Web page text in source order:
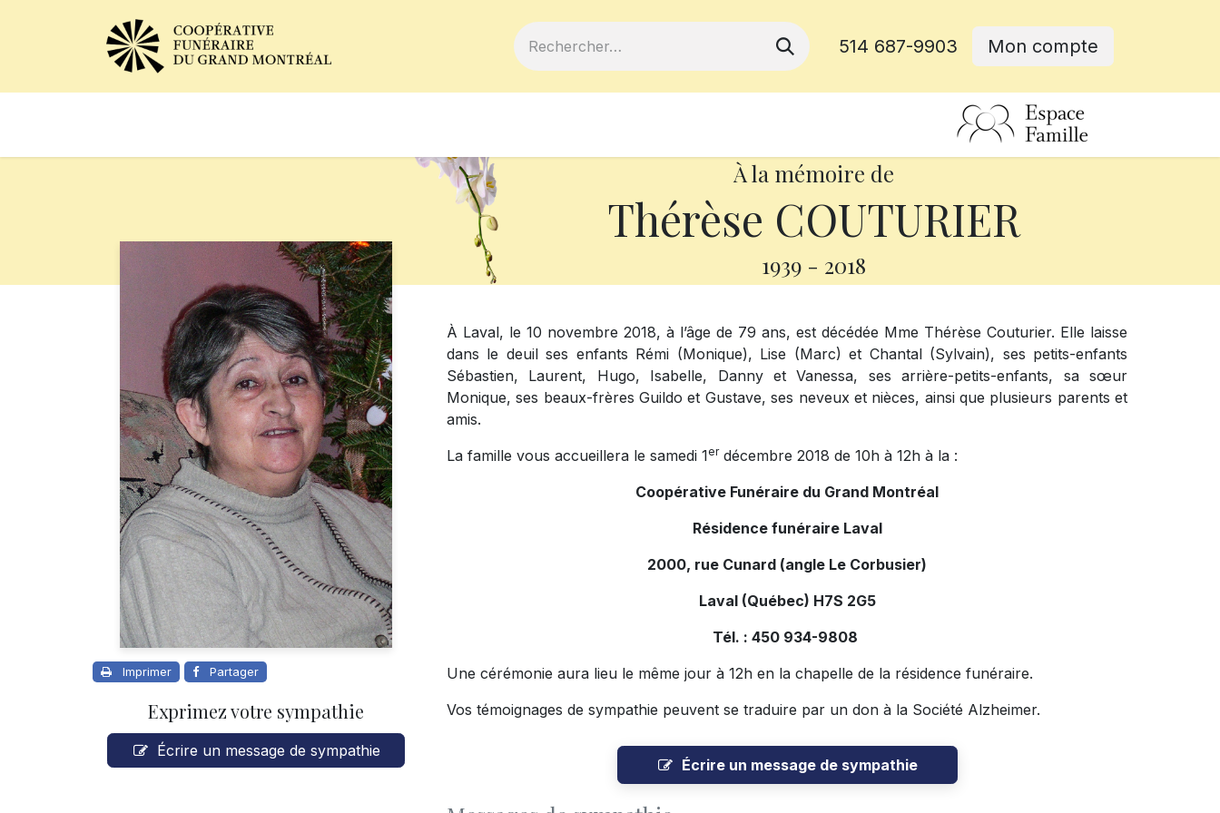
514 687-9903 Mon compte
À la mémoire de
Thérèse COUTURIER
1939 - 2018
Imprimer Partager
Exprimez votre sympathie
Écrire un message de sympathie
À Laval, le 10 novembre 2018, à l’âge de 79 ans, est décédée Mme Thérèse Couturier. Elle laisse
dans le deuil ses enfants Rémi (Monique), Lise (Marc) et Chantal (Sylvain), ses petits-enfants
Sébastien, Laurent, Hugo, Isabelle, Danny et Vanessa, ses arrière-petits-enfants, sa sœur
Monique, ses beaux-frères Guildo et Gustave, ses neveux et nièces, ainsi que plusieurs parents et
amis.
La famille vous accueillera le samedi 1erdécembre 2018 de 10h à 12h à la :
Coopérative Funéraire du Grand Montréal
Résidence funéraire Laval
2000, rue Cunard (angle Le Corbusier)
Laval (Québec) H7S 2G5
Tél. : 450 934-9808
Une cérémonie aura lieu le même jour à 12h en la chapelle de la résidence funéraire.
Vos témoignages de sympathie peuvent se traduire par un don à la Société Alzheimer.
Écrire un message de sympathie